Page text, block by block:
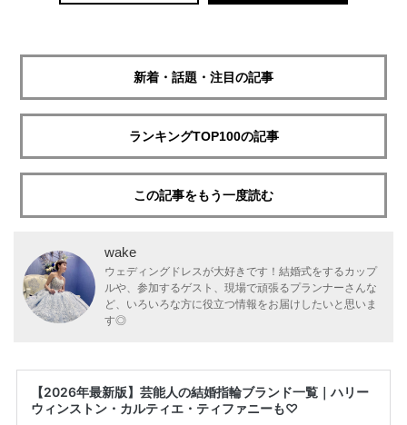
新着・話題・注目の記事
ランキングTOP100の記事
この記事をもう一度読む
wake
ウェディングドレスが大好きです！結婚式をするカップ
ルや、参加するゲスト、現場で頑張るプランナーさんな
ど、いろいろな方に役立つ情報をお届けしたいと思いま
す◎
【2026年最新版】芸能人の結婚指輪ブランド一覧｜ハリー
ウィンストン・カルティエ・ティファニーも♡